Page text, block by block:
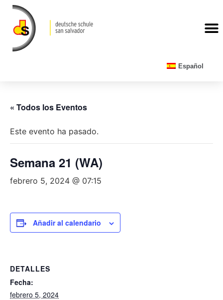
Español
« Todos los Eventos
Este evento ha pasado.
Semana 21 (WA)
febrero 5, 2024 @ 07:15
Añadir al calendario
DETALLES
Fecha:
febrero 5, 2024